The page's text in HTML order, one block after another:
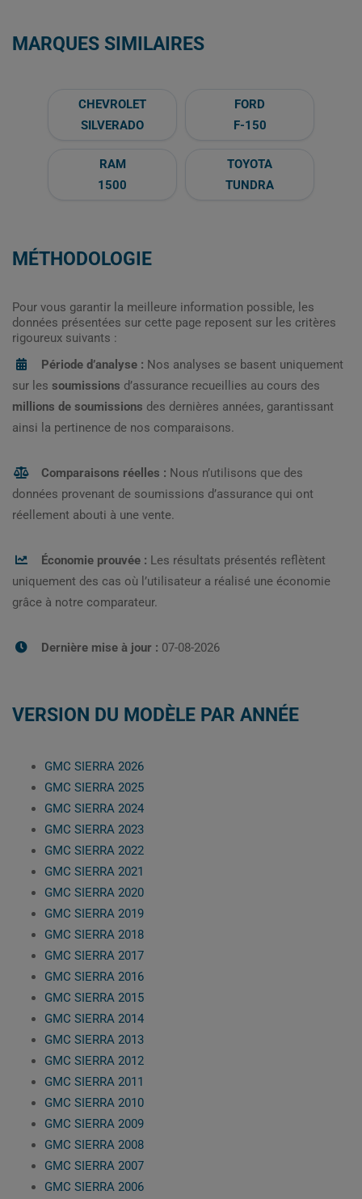
MARQUES SIMILAIRES
CHEVROLET
SILVERADO
FORD
F-150
RAM
1500
TOYOTA
TUNDRA
MÉTHODOLOGIE
Pour vous garantir la meilleure information possible, les
données présentées sur cette page reposent sur les critères
rigoureux suivants :
Période d’analyse : Nos analyses se basent uniquement
sur les soumissions d’assurance recueillies au cours des
millions de soumissions des dernières années, garantissant
ainsi la pertinence de nos comparaisons.
Comparaisons réelles : Nous n’utilisons que des
données provenant de soumissions d’assurance qui ont
réellement abouti à une vente.
Économie prouvée : Les résultats présentés reflètent
uniquement des cas où l’utilisateur a réalisé une économie
grâce à notre comparateur.
Dernière mise à jour : 07-08-2026
VERSION DU MODÈLE PAR ANNÉE
GMC SIERRA 2026
GMC SIERRA 2025
GMC SIERRA 2024
GMC SIERRA 2023
GMC SIERRA 2022
GMC SIERRA 2021
GMC SIERRA 2020
GMC SIERRA 2019
GMC SIERRA 2018
GMC SIERRA 2017
GMC SIERRA 2016
GMC SIERRA 2015
GMC SIERRA 2014
GMC SIERRA 2013
GMC SIERRA 2012
GMC SIERRA 2011
GMC SIERRA 2010
GMC SIERRA 2009
GMC SIERRA 2008
GMC SIERRA 2007
GMC SIERRA 2006